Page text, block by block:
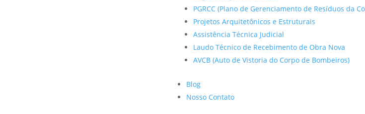
PGRCC (Plano de Gerenciamento de Resíduos da
Projetos Arquitetônicos e Estruturais
Assistência Técnica Judicial
Laudo Técnico de Recebimento de Obra Nova
AVCB (Auto de Vistoria do Corpo de Bombeiros)
Blog
Nosso Contato